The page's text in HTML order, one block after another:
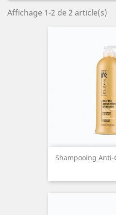
Affichage 1-2 de 2 article(s)
Shampooing Anti-